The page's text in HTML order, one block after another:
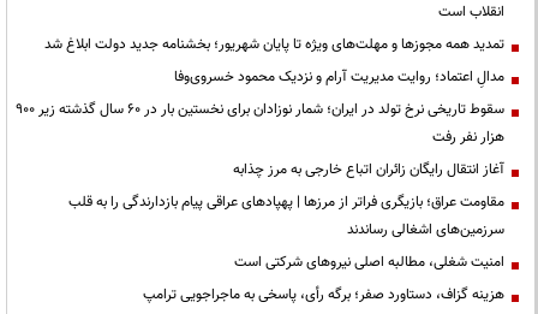
انقلاب است
تمدید همه مجوزها و مهلت‌های ویژه تا پایان شهریور؛ بخشنامه جدید دولت ابلاغ شد
مدالِ اعتماد؛ روایت مدیریت آرام و نزدیک محمود خسروی‌وفا
سقوط تاریخی نرخ تولد در ایران؛ شمار نوزادان برای نخستین بار در ۶۰ سال گذشته زیر ۹۰۰
هزار نفر رفت
آغاز انتقال رایگان زائران اتباع خارجی به مرز چذابه
مقاومت عراق؛ بازیگری فراتر از مرزها | پهپادهای عراقی پیام بازدارندگی را به قلب
سرزمین‌های اشغالی رساندند
‌امنیت شغلی، مطالبه اصلی نیروهای شرکتی است
هزینه گزاف، دستاورد صفر؛ برگه رأی، پاسخی به ماجراجویی ترامپ